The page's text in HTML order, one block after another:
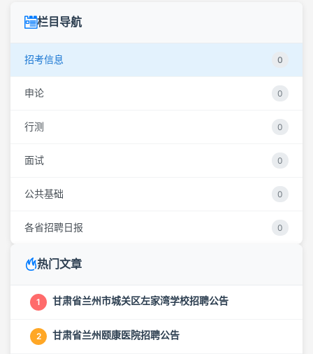
栏目导航
招考信息 0
申论 0
行测 0
面试 0
公共基础 0
各省招聘日报 0
热门文章
1 甘肃省兰州市城关区左家湾学校招聘公告
2 甘肃省兰州颐康医院招聘公告